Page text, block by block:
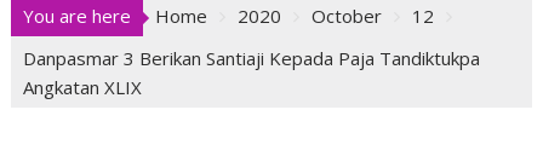
You are here Home 2020 October
12
Danpasmar 3 Berikan Santiaji Kepada Paja Tandiktukpa
Angkatan XLIX